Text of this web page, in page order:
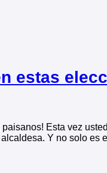
estas
Esta vez
Y no solo es